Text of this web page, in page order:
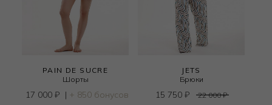
PAIN DE SUCRE
Шорты
17 000 ₽ | + 850 бонусов
JETS
Брюки
15 750 ₽ 22 000₽